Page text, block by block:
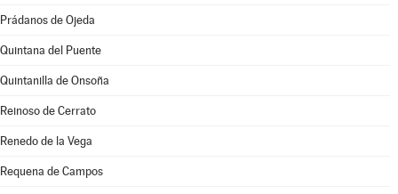
Prádanos de Ojeda
Quintana del Puente
Quintanilla de Onsoña
Reinoso de Cerrato
Renedo de la Vega
Requena de Campos